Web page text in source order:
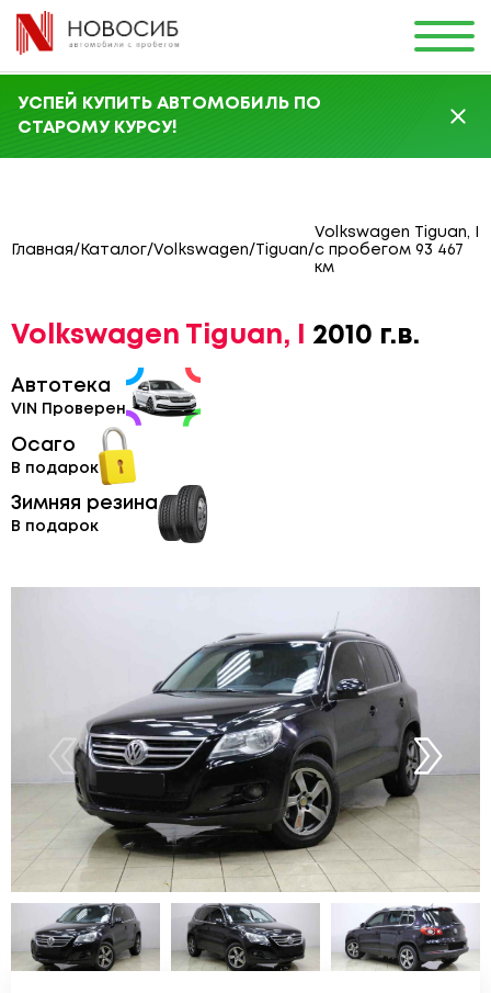
УСПЕЙ КУПИТЬ АВТОМОБИЛЬ ПО
СТАРОМУ КУРСУ!
Главная/ Каталог/Volkswagen/Tiguan/
Volkswagen Tiguan, I
с пробегом 93 467
км
Volkswagen Tiguan, I 2010 г.в.
Автотека
VIN Проверен
Осаго
В подарок
Зимняя резина
В подарок